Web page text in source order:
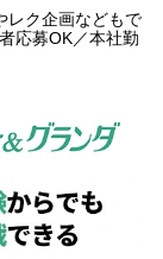
レク企画などもで
応募OK／本社勤